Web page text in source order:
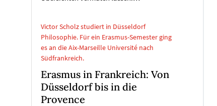
Victor Scholz studiert in Düsseldorf
Philosophie. Für ein Erasmus-Semester ging
es an die Aix-Marseille Université nach
Südfrankreich.
Erasmus in Frankreich: Von
Düsseldorf bis in die
Provence